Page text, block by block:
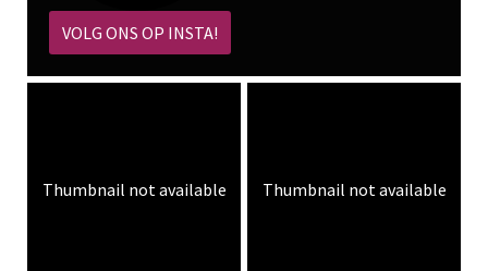
VOLG ONS OP INSTA!
Thumbnail not available Thumbnail not available